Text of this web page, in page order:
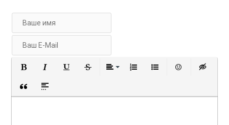
Вставка цитаты
Вставка спойлера